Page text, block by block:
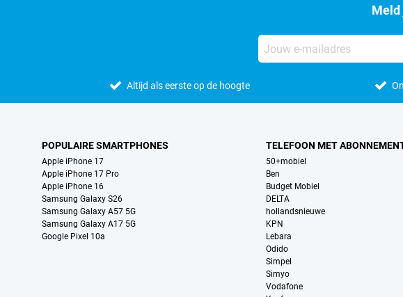
Meld
Altijd als eerste op de hoogte
POPULAIRE SMARTPHONES
Apple iPhone 17
Apple iPhone 17 Pro
Apple iPhone 16
Samsung Galaxy S26
Samsung Galaxy A57 5G
Samsung Galaxy A17 5G
Google Pixel 10a
TELEFOON MET
50+mobiel
Ben
Budget Mobiel
DELTA
hollandsnieuwe
KPN
Lebara
Odido
Simpel
Simyo
Vodafone